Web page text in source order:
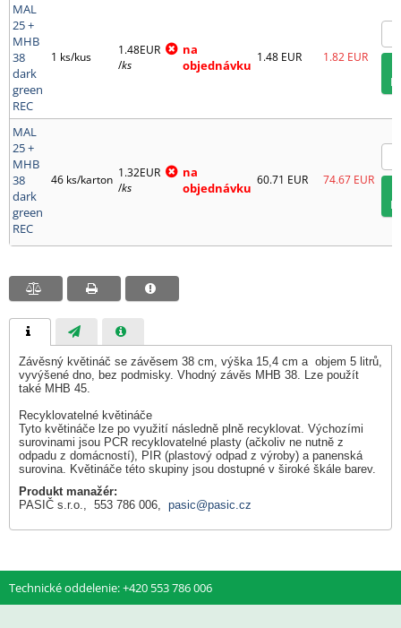
MAL
25 +
MHB
38
dark
green
REC
1 ks/kus
1.48EUR
/ks
na
objednávku
1.48 EUR 1.82 EUR
MAL
25 +
MHB
38
dark
green
REC
46 ks/karton 1.32EUR
/ks
na
objednávku
60.71 EUR 74.67 EUR
Závěsný květináč se závěsem 38 cm, výška 15,4 cm a objem 5 litrů,
vyvýšené dno, bez podmisky. Vhodný závěs MHB 38. Lze použít
také MHB 45.
Recyklovatelné květináče
Tyto květináče lze po využití následně plně recyklovat. Výchozími
surovinami jsou PCR recyklovatelné plasty (ačkoliv ne nutně z
odpadu z domácností), PIR (plastový odpad z výroby) a panenská
surovina. Květináče této skupiny jsou dostupné v široké škále barev.
Produkt manažér:
PASIČ s.r.o., 553 786 006, pasic@pasic.cz
Technické oddelenie: +420 553 786 006